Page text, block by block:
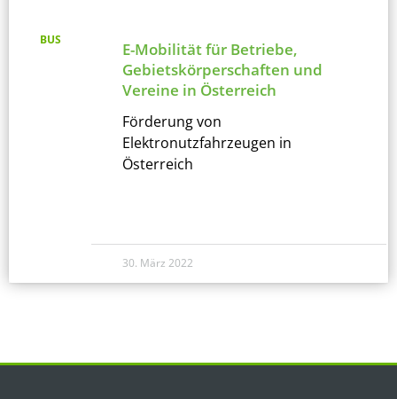
BUS
30. März 2022
E-Mobilität für Betriebe,
Gebietskörperschaften und
Vereine in Österreich
Förderung von
Elektronutzfahrzeugen in
Österreich